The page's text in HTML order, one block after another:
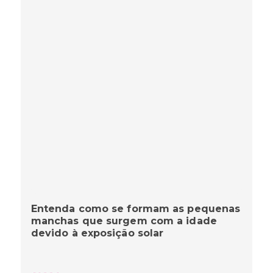
Entenda como se formam as pequenas
manchas que surgem com a idade
devido à exposição solar